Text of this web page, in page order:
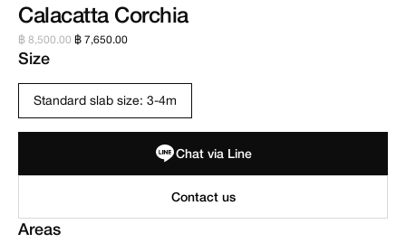
Calacatta Corchia
฿ 8,500.00 ฿ 7,650.00
Size
Standard slab size: 3-4m
Chat via Line
Areas